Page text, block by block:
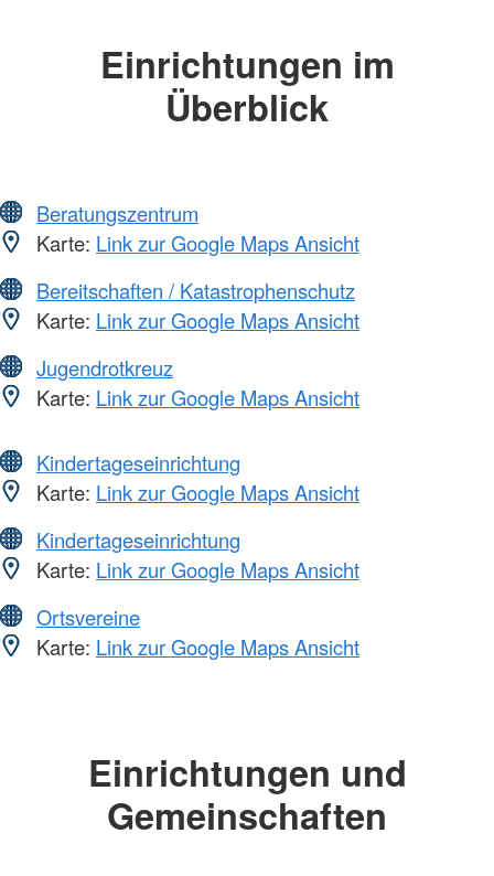
Einrichtungen im
Überblick
Beratungszentrum
Karte: Link zur Google Maps Ansicht
Bereitschaften / Katastrophenschutz
Karte: Link zur Google Maps Ansicht
Jugendrotkreuz
Karte: Link zur Google Maps Ansicht
Kindertageseinrichtung
Karte: Link zur Google Maps Ansicht
Kindertageseinrichtung
Karte: Link zur Google Maps Ansicht
Ortsvereine
Karte: Link zur Google Maps Ansicht
Einrichtungen und
Gemeinschaften